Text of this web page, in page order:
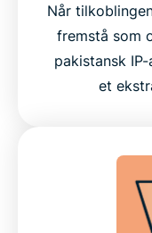
Når
fremstå som
pakistansk
et